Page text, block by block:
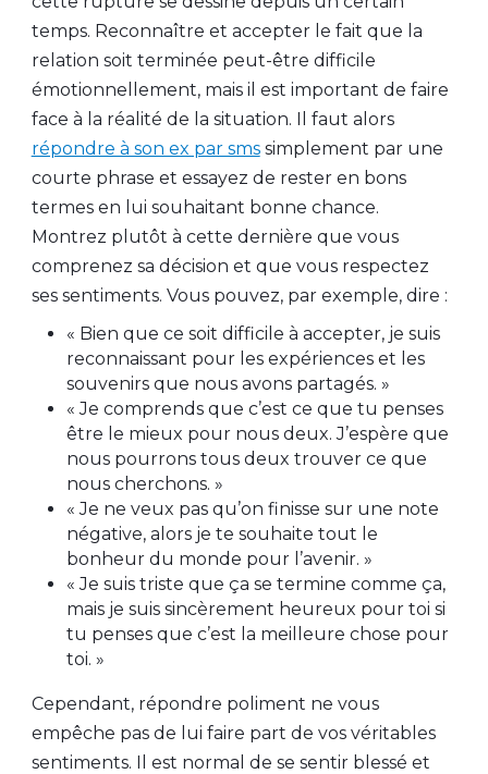
temps. Reconnaître et accepter le fait que la
relation soit terminée peut-être difficile
émotionnellement, mais il est important de faire
face à la réalité de la situation. Il faut alors
répondre à son ex par smssimplement par une
courte phrase et essayez de rester en bons
termes en lui souhaitant bonne chance.
Montrez plutôt à cette dernière que vous
comprenez sa décision et que vous respectez
ses sentiments. Vous pouvez, par exemple, dire :
« Bien que ce soit difficile à accepter, je suis
reconnaissant pour les expériences et les
souvenirs que nous avons partagés. »
« Je comprends que c’est ce que tu penses
être le mieux pour nous deux. J’espère que
nous pourrons tous deux trouver ce que
nous cherchons. »
« Je ne veux pas qu’on finisse sur une note
négative, alors je te souhaite tout le
bonheur du monde pour l’avenir. »
« Je suis triste que ça se termine comme ça,
mais je suis sincèrement heureux pour toi si
tu penses que c’est la meilleure chose pour
toi. »
Cependant, répondre poliment ne vous
empêche pas de lui faire part de vos véritables
sentiments. Il est normal de se sentir blessé et